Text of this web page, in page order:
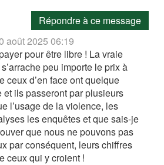
Répondre à ce message
août 2025 06:19
pour être libre ! La vraie
peu importe le prix à
ceux d’en face ont quelque
et ils passeront par plusieurs
l’usage de la violence, les
les enquêtes et que sais-je
que nous ne pouvons pas
par conséquent, leurs chiffres
ceux qui y croient !